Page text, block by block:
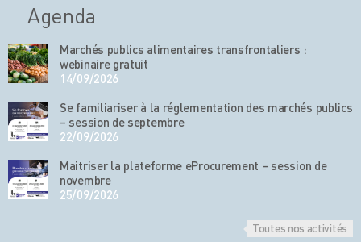
Agenda
Marchés publics alimentaires transfrontaliers :
webinaire gratuit
14/09/2026
Se familiariser à la réglementation des marchés publics
– session de septembre
22/09/2026
Maitriser la plateforme eProcurement – session de
novembre
25/09/2026
Toutes nos activités